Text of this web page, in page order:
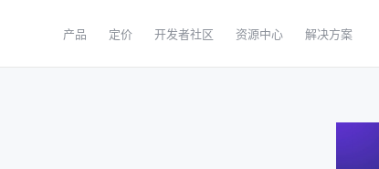
产品 定价 开发者社区 资源中心 解决方案